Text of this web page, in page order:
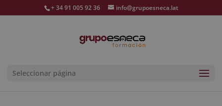
+ 34 91 005 92 36 info@grupoesneca.lat
Seleccionar página